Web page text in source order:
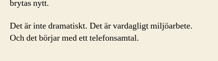
brytas nytt.
Det är inte dramatiskt. Det är vardagligt miljöarbete.
Och det börjar med ett telefonsamtal.